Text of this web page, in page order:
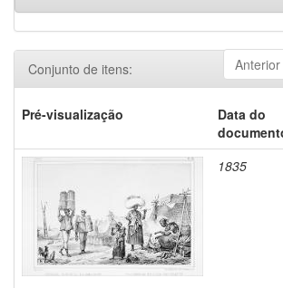
Anterior
Conjunto de itens:
Pré-visualização
Data do
1835